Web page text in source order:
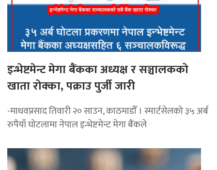
इन्भेष्टमेन्ट मेगा बैंकका अध्यक्ष र सञ्चालकको
खाता रोक्का, पक्राउ पुर्जी जारी
-माधवप्रसाद तिवारी २० साउन, काठमाडाैँ । स्मार्टसेलको ३५ अर्ब
रुपैयाँ घोटलामा नेपाल इन्भेष्टमेन्ट मेगा बैंकले